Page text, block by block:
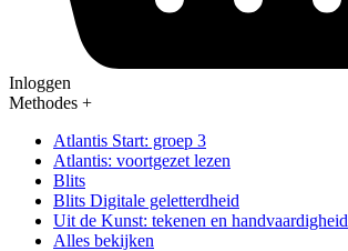
Inloggen
Methodes +
Atlantis Start: groep 3
Atlantis: voortgezet lezen
Blits
Blits Digitale geletterdheid
Uit de Kunst: tekenen en handvaardigheid
Alles bekijken